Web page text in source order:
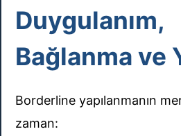
Duygulanım,
Bağlanma ve
Borderline yapılanmanın
zaman: